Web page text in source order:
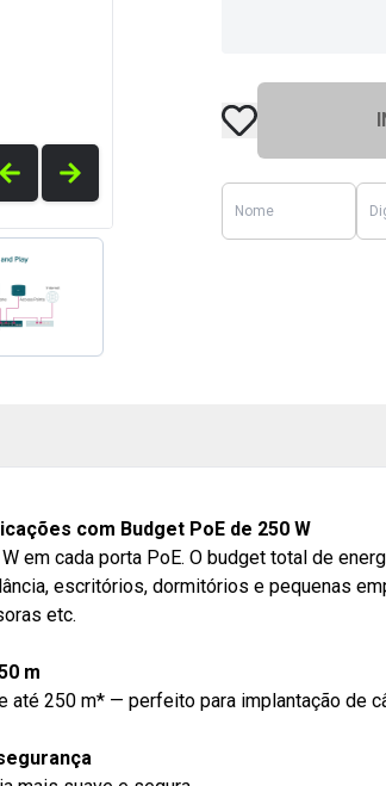
com Budget PoE de 250 W
em cada porta PoE. O budget total de
escritórios, dormitórios e pequenas
etc.
m
250 m* — perfeito para implantação de